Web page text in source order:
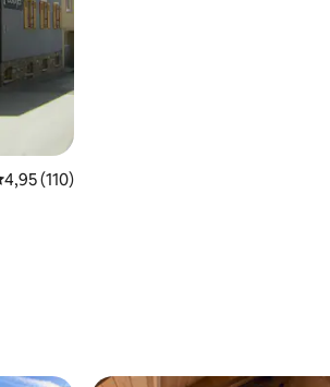
av 5 i genomsnittligt betyg, 110 omdömen
4,95 (110)